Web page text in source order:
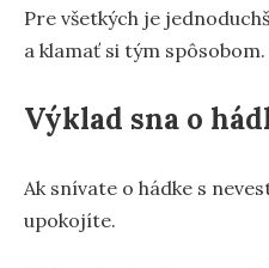
Pre všetkých je
a klamať si tým spôsobom.
Výklad sna o
Ak snívate o hádke s
upokojíte.